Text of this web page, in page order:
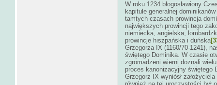
W roku 1234 błogosławiony
kapitule generalnej
tamtych czasach prowincja
największych prowincji tego
niemiecka, angielska,
prowincje hiszpańska i duńska
Grzegorza IX (1160/70-1241),
świętego Dominika. W czasie
zgromadzeni wierni doznali
proces kanonizacyjny świętego
Grzegorz IX wyniósł